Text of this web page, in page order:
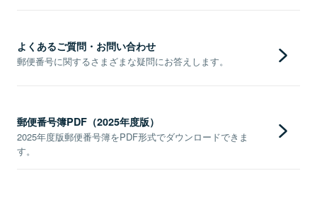
よくあるご質問・お問い合わせ
郵便番号に関するさまざまな疑問にお答えします。
郵便番号簿PDF（2025年度版）
2025年度版郵便番号簿をPDF形式でダウンロードできま
す。